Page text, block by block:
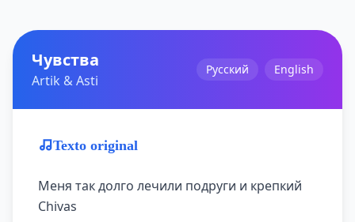
Чувства
Artik & Asti
Русский English
Texto original
Меня так долго лечили подруги и крепкий
Chivas